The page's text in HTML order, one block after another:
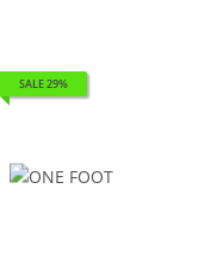
SALE 29%